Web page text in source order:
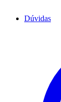
Dúvidas